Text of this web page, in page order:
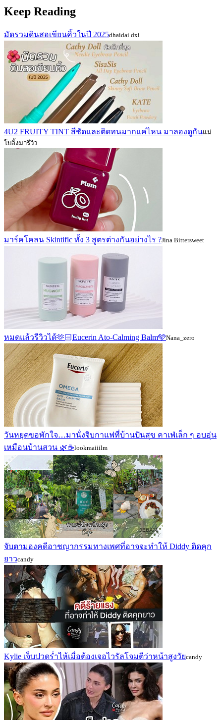
Keep Reading
มัดรวมดินสอเขียนคิ้วในปี 2025dhaidai dxi
4U2 FRUITY TINT สีชัดและติดทนมากแค่ไหน มาลองดูกันแม่
โบอิ้งมารีวิว
มาร์คโคลน Skintific ทั้ง 3 สูตรต่างกันอย่างไร ?Jina Bittersweet
หมดแล้วรีวิวได้🫶🏻Eucerin Ato-Calming Balm🩵Nana_zero
วันหยุดขอพักใจ…มานั่งจิบกาแฟที่บ้านปันสุข คาเฟ่เล็ก ๆ อบอุ่น
เหมือนบ้านสวน 🌿☕lookmaiiilm
จับตามองคดีอาชญากรรมทางเพศที่อาจจะทำให้ Diddy ติดคุก
ยาวcandy
Kylie เจ็บปวดร่ำไห้เมื่อต้องเจอไวรัลโจมตีว่าหน้าสูงวัยcandy